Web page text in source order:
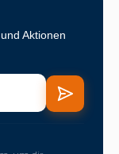
Aktionen